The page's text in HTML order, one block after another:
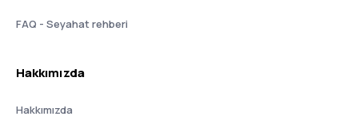
FAQ - Seyahat rehberi
Hakkımızda
Hakkımızda